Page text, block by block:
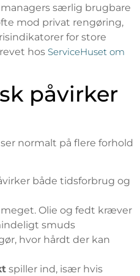
særlig brugbare
mod privat rengøring,
for store
hos ServiceHuset om
påvirker
normalt på flere forhold
både tidsforbrug og
Olie og fedt kræver
smuds
hvor hårdt der kan
spiller ind, især hvis